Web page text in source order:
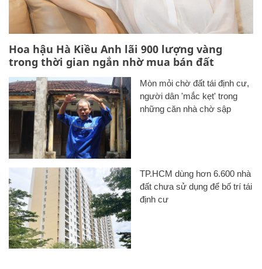
Hoa hậu Hà Kiều Anh lãi 900 lượng vàng
trong thời gian ngắn nhờ mua bán đất
Mòn mỏi chờ đất tái định cư,
người dân 'mắc kẹt' trong
những căn nhà chờ sập
TP.HCM dùng hơn 6.600 nhà
đất chưa sử dụng để bố trí tái
định cư